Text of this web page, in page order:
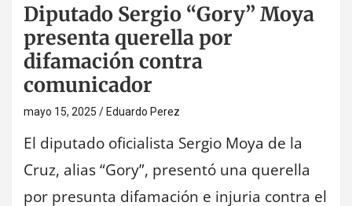
Diputado Sergio “Gory” Moya
presenta querella por
difamación contra
comunicador
mayo 15, 2025 Eduardo Perez
El diputado oficialista Sergio Moya de la
Cruz, alias “Gory”, presentó una querella
por presunta difamación e injuria contra el